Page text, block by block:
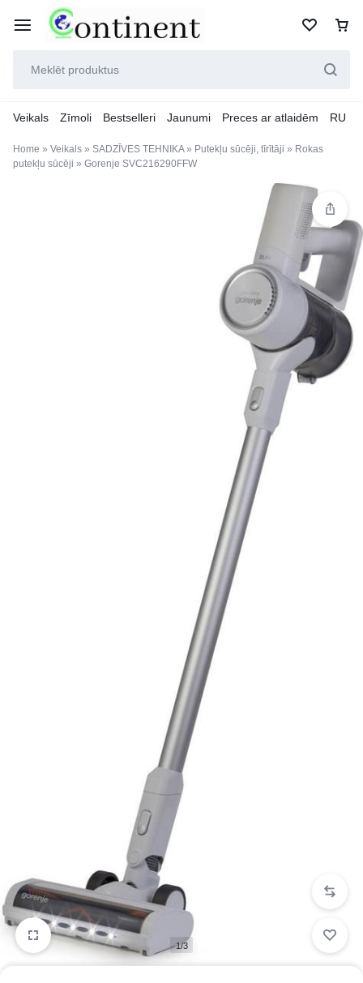
Veikals Zīmoli Bestselleri Jaunumi Preces ar atlaidēm RU
Home » Veikals » SADZĪVES TEHNIKA» Putekļu sūcēji, tīrītāji » Rokas
putekļu sūcēji » Gorenje SVC216290FFW
1/3